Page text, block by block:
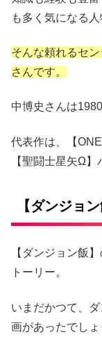
も多く気になる人
そんな頼れるセ
さんです。
中博史さんは
代表作は、【
【聖闘士星矢Ω】
【ダンジョ
【ダンジョン飯
トーリー。
いまだかつて、
画があったでしょ